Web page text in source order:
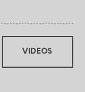
VIDEOS